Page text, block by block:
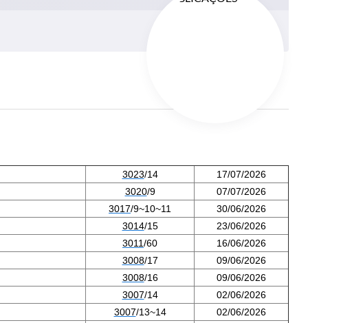
3023/14
17/07/2026
3020/9
07/07/2026
3017/9~10~11
30/06/2026
3014/15
23/06/2026
3011/60
16/06/2026
3008/17
09/06/2026
3008/16
09/06/2026
3007/14
02/06/2026
3007/13~14
02/06/2026